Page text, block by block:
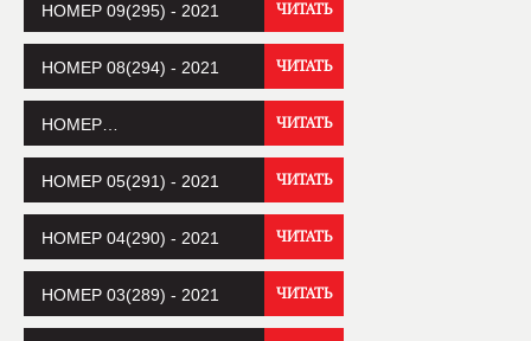
НОМЕР 09(295) - 2021 ЧИТАТЬ
НОМЕР 08(294) - 2021 ЧИТАТЬ
НОМЕР… ЧИТАТЬ
НОМЕР 05(291) - 2021 ЧИТАТЬ
НОМЕР 04(290) - 2021 ЧИТАТЬ
НОМЕР 03(289) - 2021 ЧИТАТЬ